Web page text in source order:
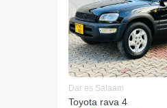
Dar es Salaam
Toyota rava 4